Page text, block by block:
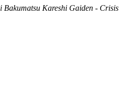
Bakumatsu Kareshi Gaiden - Crisis